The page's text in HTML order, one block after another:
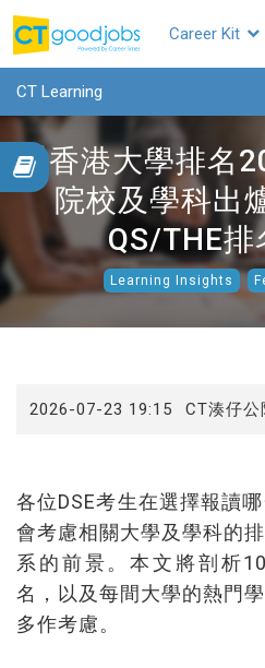
CTgoodjobs
Career Kit
CT Learning
【香港大學排名
院校及學科出
QS/THE排
Learning Insights
2026-07-23 19:15 CT湊仔公
各位DSE考生在選擇報讀
會考慮相關大學及學科的
系的前景。本文將剖析
名，以及每間大學的熱門
多作考慮。